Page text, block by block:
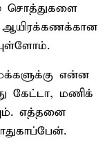
சொத்துகளை
ஆயிரக்கணக்கான
என்ன
கேட்டா, மணிக்
எத்தனை